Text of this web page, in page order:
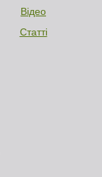
Відео
Статті